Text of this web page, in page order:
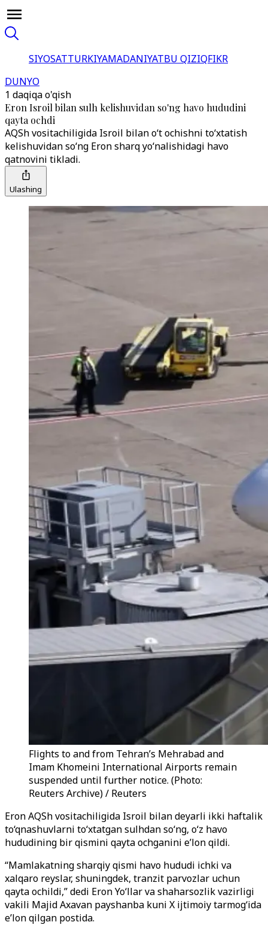
SIYOSATTURKIYAMADANIYATBU QIZIQFIKR
DUNYO
1 daqiqa o'qish
Eron Isroil bilan sulh kelishuvidan so'ng havo hududini
qayta ochdi
AQSh vositachiligida Isroil bilan oʻt ochishni toʻxtatish
kelishuvidan soʻng Eron sharq yoʻnalishidagi havo
qatnovini tikladi.
Ulashing
Flights to and from Tehran’s Mehrabad and
Imam Khomeini International Airports remain
suspended until further notice. (Photo:
Reuters Archive) / Reuters
Eron AQSh vositachiligida Isroil bilan deyarli ikki haftalik
to‘qnashuvlarni to‘xtatgan sulhdan so‘ng, o‘z havo
hududining bir qismini qayta ochganini e’lon qildi.
“Mamlakatning sharqiy qismi havo hududi ichki va
xalqaro reyslar, shuningdek, tranzit parvozlar uchun
qayta ochildi,” dedi Eron Yo‘llar va shaharsozlik vazirligi
vakili Majid Axavan payshanba kuni X ijtimoiy tarmog‘ida
e’lon qilgan postida.